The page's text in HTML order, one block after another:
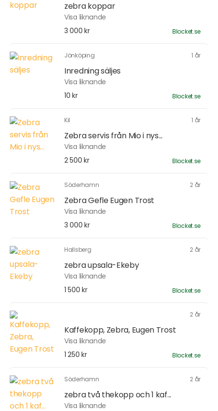
zebra koppar
Visa liknande
3 000 kr
Blocket.se
Jönköping 1 år
Inredning säljes
Visa liknande
10 kr
Blocket.se
Kil 1 år
Zebra servis från Mio i nys...
Visa liknande
2 500 kr
Blocket.se
Söderhamn 2 år
Zebra Gefle Eugen Trost
Visa liknande
3 000 kr
Blocket.se
Hallsberg 2 år
zebra upsala-Ekeby
Visa liknande
1 500 kr
Blocket.se
2 år
Kaffekopp, Zebra, Eugen Trost
Visa liknande
1 250 kr
Blocket.se
Söderhamn 2 år
zebra två thekopp och 1 kaf...
Visa liknande